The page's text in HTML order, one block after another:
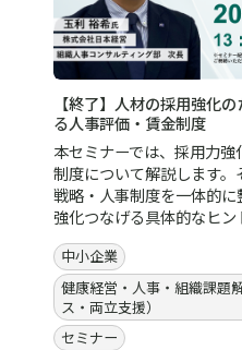
【終了】人材の採用強化
る人事評価・賃金制度
本セミナーでは、採用力
制度について解説します
戦略・人事制度を一体的
強化つなげる具体的なヒン
中小企業
健康経営・人事・組織課題
ス・両立支援）
セミナー